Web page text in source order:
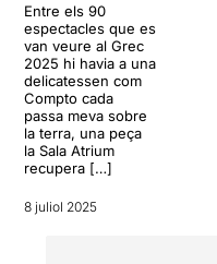
Entre els 90
espectacles que es
van veure al Grec
2025 hi havia a una
delicatessen com
Compto cada
passa meva sobre
la terra, una peça
la Sala Atrium
recupera […]
8 juliol 2025